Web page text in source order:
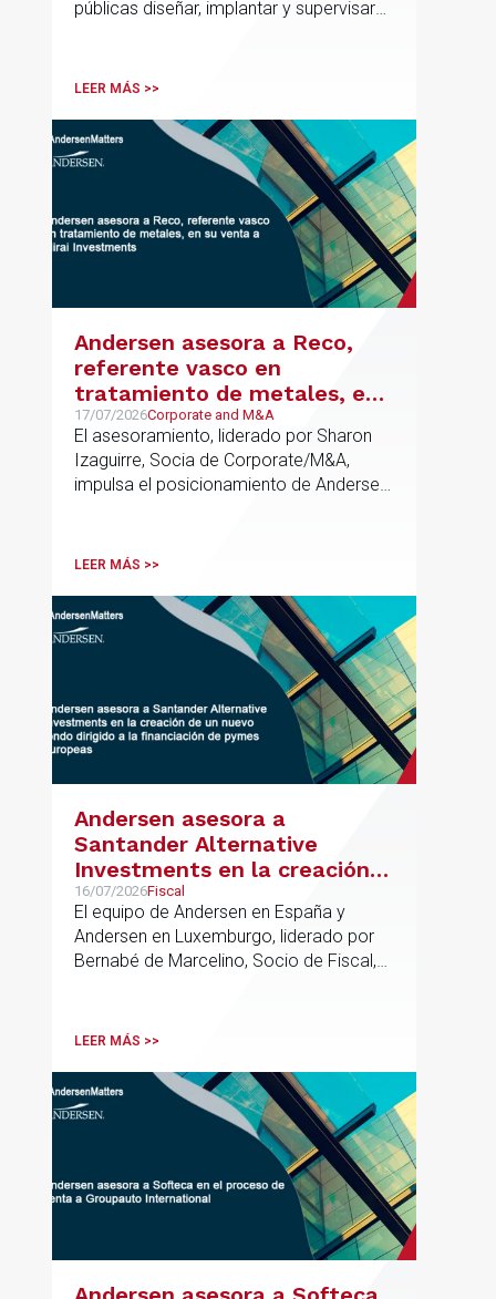
públicas diseñar, implantar y supervisar
cumplimiento normativo desde el origen.
metodología propia de gestión de
riesgos de IA y se alinea con la
estrategia española de IA soberana
articulada en torno a ALIA.
LEER MÁS >>
Andersen asesora a Reco,
referente vasco en
tratamiento de metales, en
su venta a Mirai Investments
17/07/2026Corporate and M&A
El asesoramiento, liderado por Sharon
Izaguirre, Socia de Corporate/M&A,
impulsa el posicionamiento de Andersen
procesos estratégicos de M&A
LEER MÁS >>
Andersen asesora a
Santander Alternative
Investments en la creación
de un nuevo fondo dirigido a
la financiación de pymes
europeas
16/07/2026Fiscal
El equipo de Andersen en España y
Andersen en Luxemburgo, liderado por
Bernabé de Marcelino, Socio de Fiscal,
formación del fondo, hasta el primer
LEER MÁS >>